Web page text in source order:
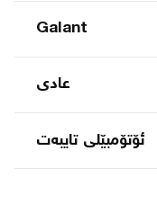
Galant
عادی
ئۆتۆمبێلی تایبه‌ت